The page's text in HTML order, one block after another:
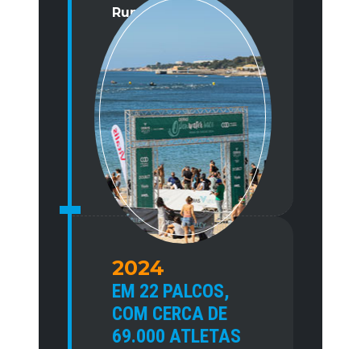
Run.
2024
EM 22 PALCOS,
COM CERCA DE
69.000 ATLETAS